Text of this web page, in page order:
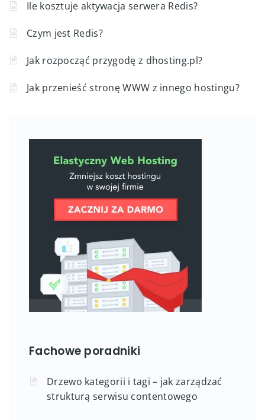
Ile kosztuje aktywacja serwera Redis?
Czym jest Redis?
Jak rozpocząć przygodę z dhosting.pl?
Jak przenieść stronę WWW z innego hostingu?
Fachowe poradniki
Drzewo kategorii i tagi – jak zarządzać
strukturą serwisu contentowego